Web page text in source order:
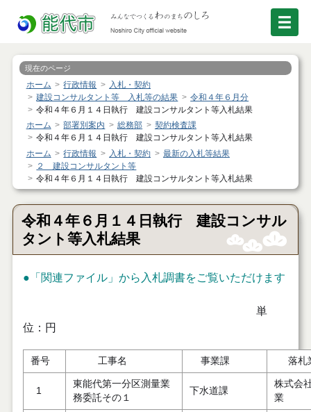
現在のページ
ホーム 行政情報
入札・契約
建設コンサルタント等 入札等の結果
令和４年６月分
令和４年６月１４日執行 建設コンサルタント等入札結果
ホーム
部署別案内 総務部
契約検査課
令和４年６月１４日執行 建設コンサルタント等入札結果
ホーム
行政情報 入札・契約
最新の入札等結果
２ 建設コンサルタント等
令和４年６月１４日執行 建設コンサルタント等入札結果
令和４年６月１４日執行 建設コンサル
タント等入札結果
● 「関連ファイル」 から入札調書をご覧いただけます
単
位：円
番号 工事名 事業課 落札
1
東能代第一分区測量業
務委託その１
下水道課
株式会
業